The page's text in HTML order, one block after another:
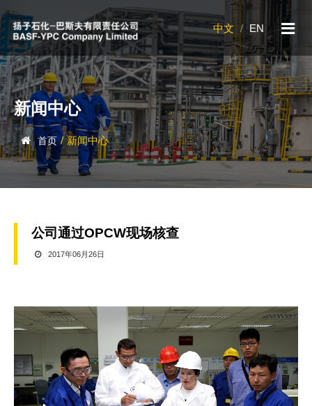
中文 / EN
新闻中心
首页 / 新闻中心
公司通过OPCW现场核查
2017年06月26日